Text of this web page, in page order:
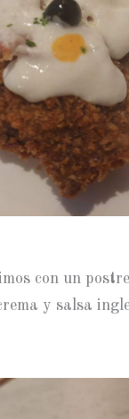
con un
y salsa